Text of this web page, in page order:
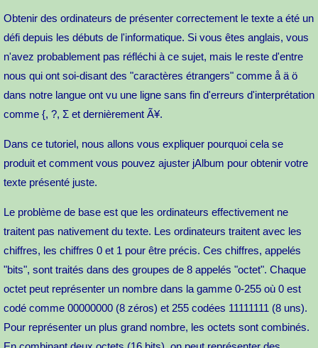
Obtenir des ordinateurs de présenter correctement le texte a été un
défi depuis les débuts de l'informatique. Si vous êtes anglais, vous
n'avez probablement pas réfléchi à ce sujet, mais le reste d'entre
nous qui ont soi-disant des "caractères étrangers" comme å ä ö
dans notre langue ont vu une ligne sans fin d'erreurs d'interprétation
comme {, ?, Σ et dernièrement Ã¥.
Dans ce tutoriel, nous allons vous expliquer pourquoi cela se
produit et comment vous pouvez ajuster jAlbum pour obtenir votre
texte présenté juste.
Le problème de base est que les ordinateurs effectivement ne
traitent pas nativement du texte. Les ordinateurs traitent avec les
chiffres, les chiffres 0 et 1 pour être précis. Ces chiffres, appelés
"bits", sont traités dans des groupes de 8 appelés "octet". Chaque
octet peut représenter un nombre dans la gamme 0-255 où 0 est
codé comme 00000000 (8 zéros) et 255 codées 11111111 (8 uns).
Pour représenter un plus grand nombre, les octets sont combinés.